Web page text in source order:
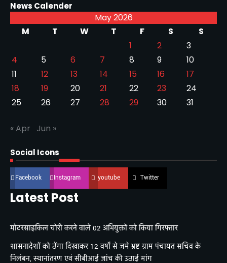
News Calender
May 2026
M
T W T F S
S
1
2
3
4
5 6 7 8 9
10
11
12 13 14 15 16
17
18
19 20 21 22 23
24
25
26 27 28 29 30 31
« Apr Jun »
Social Icons
Facebook Instagram youtube Twitter
Latest Post
मोटरसाइकिल चोरी करने वाले 02 अभियुक्तों को किया गिरफ्तार
शासनादेशों को ठेंगा दिखाकर 12 वर्षों से जमे भ्रष्ट ग्राम पंचायत सचिव के
निलंबन, स्थानांतरण एवं सीबीआई जांच की उठाई मांग